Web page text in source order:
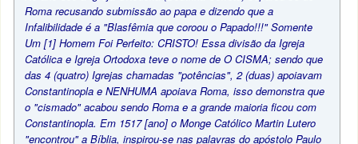
Roma recusando submissão ao papa e dizendo que a
Infalibilidade é a "Blasfêmia que coroou o Papado!!!" Somente
Um [1] Homem Foi Perfeito: CRISTO! Essa divisão da Igreja
Católica e Igreja Ortodoxa teve o nome de O CISMA; sendo que
das 4 (quatro) Igrejas chamadas "potências", 2 (duas) apoiavam
Constantinopla e NENHUMA apoiava Roma, isso demonstra que
o "cismado" acabou sendo Roma e a grande maioria ficou com
Constantinopla. Em 1517 [ano] o Monge Católico Martin Lutero
"encontrou" a Bíblia, inspirou-se nas palavras do apóstolo Paulo